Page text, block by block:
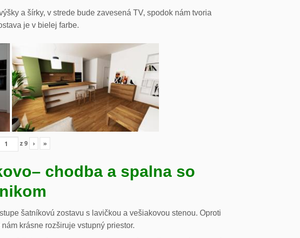
a šírky, v strede bude zavesená TV, spodok nám tvoria
je v bielej farbe.
z9 › »
– chodba a spalna so
šatníkovú zostavu s lavičkou a vešiakovou stenou. Oproti
krásne rozširuje vstupný priestor.